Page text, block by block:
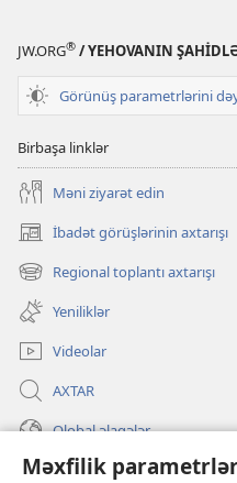
Məxfilik
JW.ORG® / YEHOVANIN
Görünüş parametrlərini
Birbaşa linklər
Məni ziyarət edin
İbadət görüşlərinin axtarışı
(yeni
pəncərə
açılır)
Regional toplantı axtarışı
(yeni
pəncərə
açılır)
Yeniliklər
Videolar
AXTAR
Qlobal əlaqələr
KÖMƏK